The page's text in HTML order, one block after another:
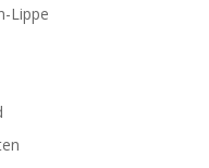
Lippe